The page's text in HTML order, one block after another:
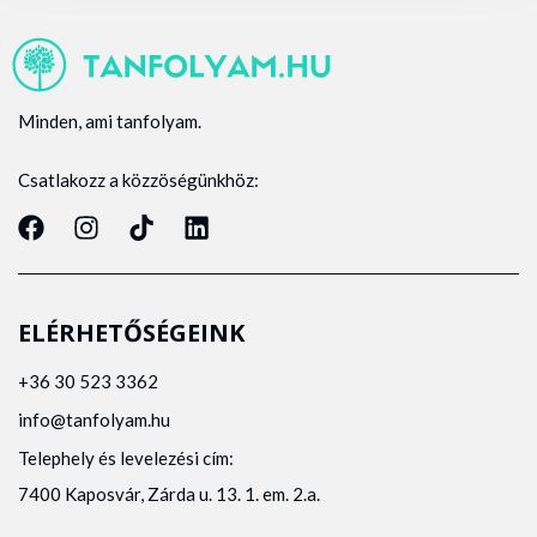
Minden, ami tanfolyam.
Csatlakozz a közzöségünkhöz:
ELÉRHETŐSÉGEINK
+36 30 523 3362
info@tanfolyam.hu
Telephely és levelezési cím:
7400 Kaposvár, Zárda u. 13. 1. em. 2.a.